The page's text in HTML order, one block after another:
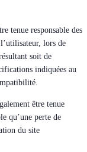
tenue responsable des
lors de
soit de
indiquées au
être tenue
qu’une perte de
du site